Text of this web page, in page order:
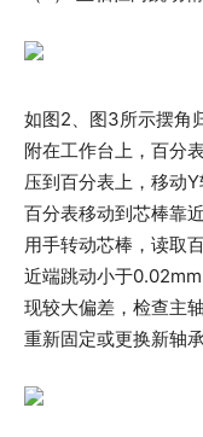
如图2、图3所示摆角
附在工作台上，百分
压到百分表上，移动
百分表移动到芯棒靠
用手转动芯棒，读取
近端跳动小于
现较大偏差，检查主
重新固定或更换新轴承